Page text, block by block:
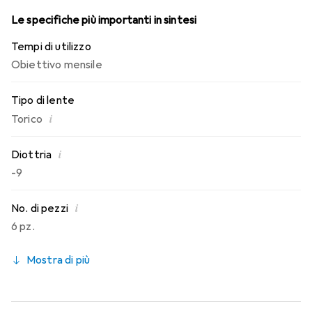
Le specifiche più importanti in sintesi
Tempi di utilizzo
Obiettivo mensile
Tipo di lente
Torico i
Diottria i
-9
No. di pezzi i
6 pz.
Mostra di più